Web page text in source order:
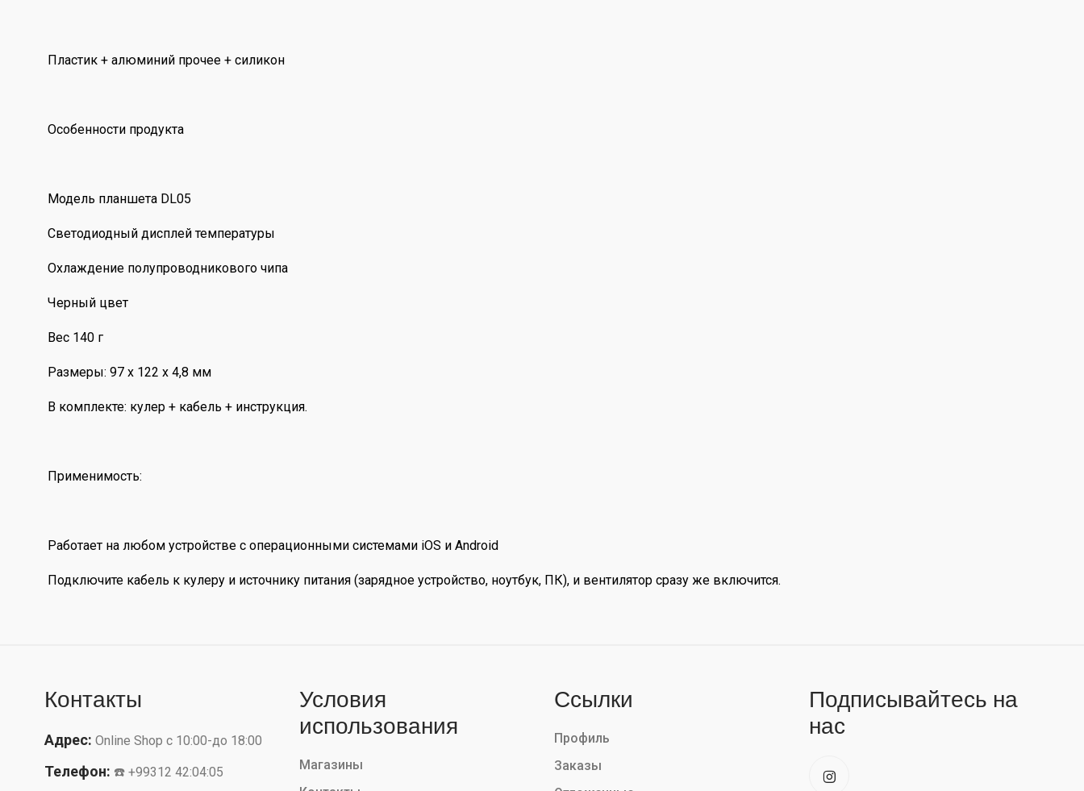
Пластик + алюминий прочее + силикон
Особенности продукта
Модель планшета DL05
Светодиодный дисплей температуры
Охлаждение полупроводникового чипа
Черный цвет
Вес 140 г
Размеры: 97 x 122 x 4,8 мм
В комплекте: кулер + кабель + инструкция.
Применимость:
Работает на любом устройстве с операционными системами iOS и Android
Подключите кабель к кулеру и источнику питания (зарядное устройство, ноутбук, ПК), и вентилятор сразу же включится.
Контакты
Адрес: Online Shop с 10:00-до 18:00
Телефон: ☎️ +99312 42:04:05
Условия
использования
Магазины
Ссылки
Профиль
Заказы
Подписывайтесь на
нас